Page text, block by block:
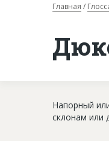
Главная
Напорный
склонам или